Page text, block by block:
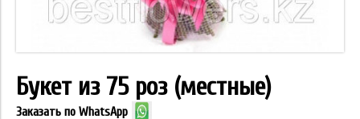
Букет из 75 роз (местные)
Заказать по WhatsApp